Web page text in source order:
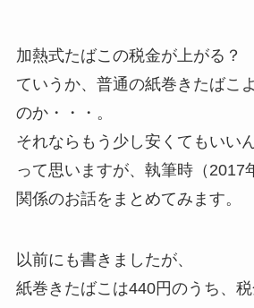
加熱式たばこの税金が上がる？
ていうか、普通の紙巻きたばこ
のか・・・。
それならもう少し安くてもいい
って思いますが、執筆時（2017
関係のお話をまとめてみます。
以前にも書きましたが、
紙巻きたばこは440円のうち、